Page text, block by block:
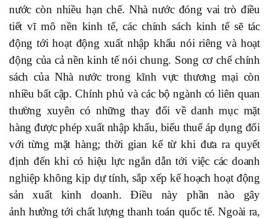
nước còn nhiều hạn chế. Nhà nước đóng vai trò điều
tiết vĩ mô nền kinh tế, các chính sách kinh tế sẽ tác
động tới hoạt động xuất nhập khẩu nói riêng và hoạt
động của cả nền kinh tế nói chung. Song cơ chế chính
sách của Nhà nước trong kĩnh vực thương mại còn
nhiều bất cập. Chính phủ và các bộ ngành có liên quan
thường xuyên có những thay đổi về danh mục mặt
hàng được phép xuất nhập khấu, biểu thuế áp dụng đối
với từng mặt hàng; thời gian kể từ khi đưa ra quyết
định đến khi có hiệu lực ngắn dẫn tới việc các doanh
nghiệp không kịp dự tính, sắp xếp kế hoạch hoạt động
sản xuất kinh doanh. Điều này phần nào gây
ảnh hưởng tới chất lượng thanh toán quốc tế. Ngoài ra,